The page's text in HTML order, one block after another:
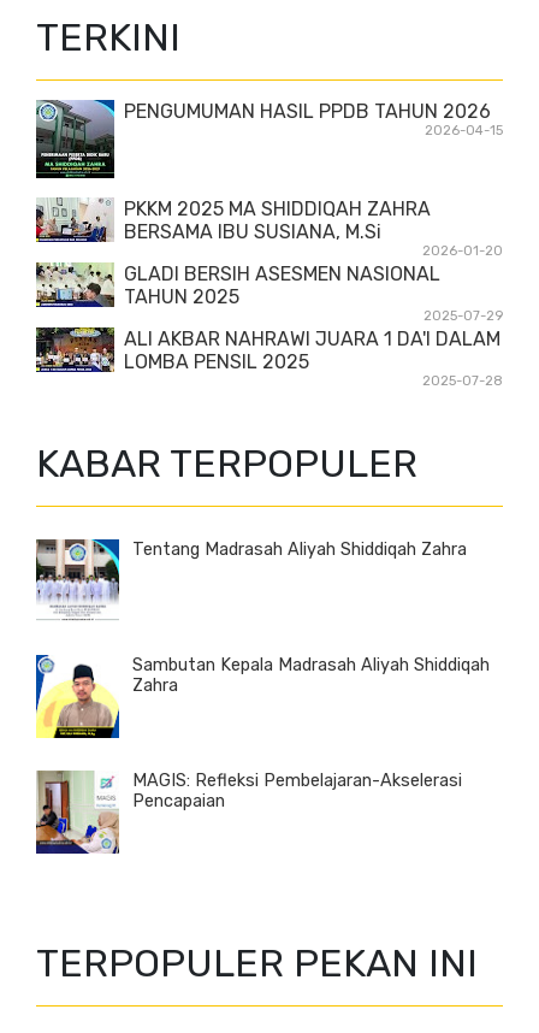
TERKINI
PENGUMUMAN HASIL PPDB TAHUN 2026
2026-04-15
PKKM 2025 MA SHIDDIQAH ZAHRA
BERSAMA IBU SUSIANA, M.Si
2026-01-20
GLADI BERSIH ASESMEN NASIONAL
TAHUN 2025
2025-07-29
ALI AKBAR NAHRAWI JUARA 1 DA'I DALAM
LOMBA PENSIL 2025
2025-07-28
KABAR TERPOPULER
Tentang Madrasah Aliyah Shiddiqah Zahra
Sambutan Kepala Madrasah Aliyah Shiddiqah
Zahra
MAGIS: Refleksi Pembelajaran-Akselerasi
Pencapaian
TERPOPULER PEKAN INI